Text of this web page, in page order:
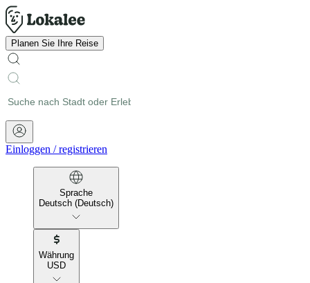
Planen Sie Ihre Reise
Einloggen /registrieren
Sprache
Deutsch (Deutsch)
Währung
USD